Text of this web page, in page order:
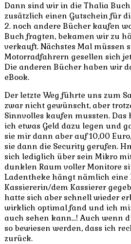
Dann sind wir in die Thalia
zusätzlich einen Gutschein für
2. noch andere Bücher kaufen
Buch fragten, bekamen wir zu
verkauft. Nächstes Mal müssen
Motorradfahrern gesellen sich
Die anderen Bücher haben wir
eBook.
Der letzte Weg führte uns zum
zwar nicht gewünscht, aber
Sinnvolles kaufen mussten.
ich etwas Geld dazu legen und
sie mir dann aber auf 10,00
sie dann die Security gerufen.
sich lediglich über sein Mikro
dunklen Raum voller Monitore
Ladentheke hängt nämlich eine
Kassiererin/dem Kassierer
hatte sich aber schnell wieder
wirklich optimal fand und ich
auch sehen kann…! Auch wenn
so bewiesen werden, dass ich
zurück.